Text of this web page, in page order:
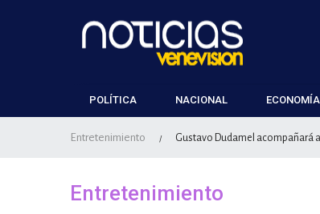
POLÍTICA NACIONAL ECONOMÍA
Entretenimiento / Gustavo Dudamel acompañará
Entretenimiento